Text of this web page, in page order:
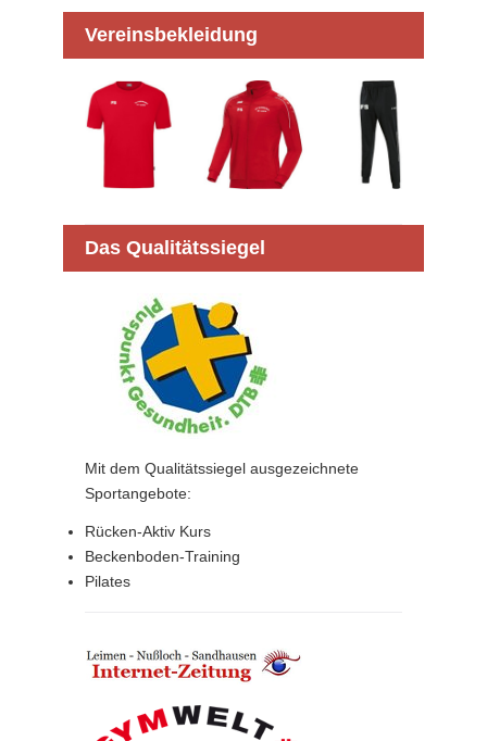
Vereinsbekleidung
Das Qualitätssiegel
Mit dem Qualitätssiegel ausgezeichnete
Sportangebote:
Rücken-Aktiv Kurs
Beckenboden-Training
Pilates